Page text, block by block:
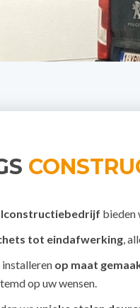
bieden
tot eindafwerking ,
installeren op maat
op uw wensen.